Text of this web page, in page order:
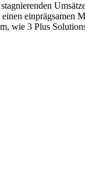
einprägsamen
3 Plus